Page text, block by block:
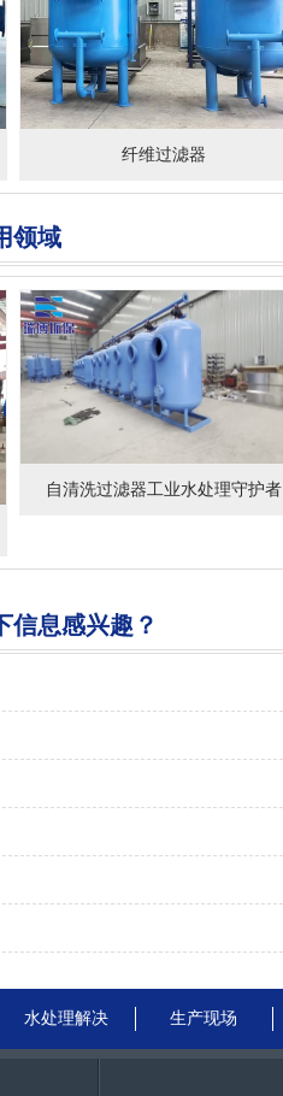
纤维过滤器
领域
自清洗过滤器工业水处理守护者
信息感兴趣？
水处理解决 生产现场